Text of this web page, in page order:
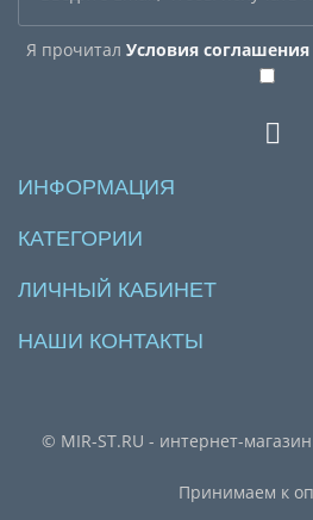
Я прочитал Условия соглашения
ИНФОРМАЦИЯ
КАТЕГОРИИ
ЛИЧНЫЙ КАБИНЕТ
НАШИ КОНТАКТЫ
© MIR-ST.RU - интернет-
Принимаем к